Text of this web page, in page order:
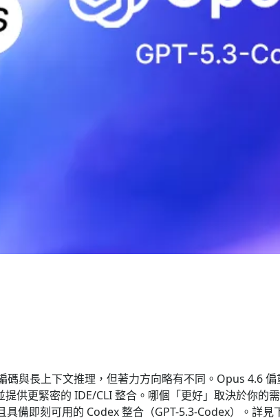
與長上下文推理，但著力方向略有不同。Opus 4.6
供更緊密的 IDE/CLI 整合。哪個「更好」取決於你的
備即刻可用的 Codex 整合（GPT-5.3-Codex）。詳見